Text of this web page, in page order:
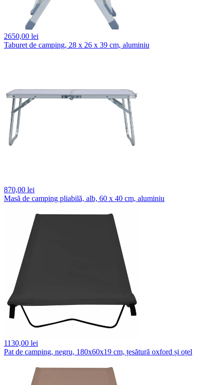
2650,00 lei
Taburet de camping, 28 x 26 x 39 cm, aluminiu
870,00 lei
Masă de camping pliabilă, alb, 60 x 40 cm, aluminiu
1130,00 lei
Pat de camping, negru, 180x60x19 cm, țesătură oxford și oțel